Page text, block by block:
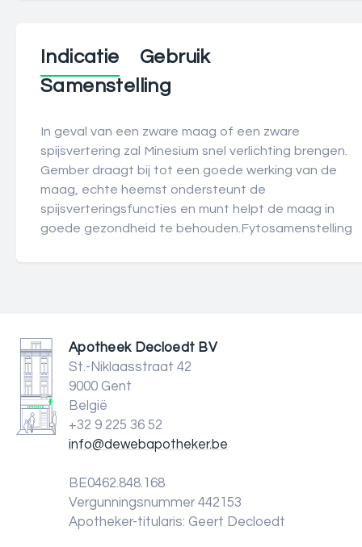
Indicatie
Gebruik
Samenstelling
In geval van een zware maag of een zware
spijsvertering zal Minesium snel verlichting brengen.
Gember draagt bij tot een goede werking van de
maag, echte heemst ondersteunt de
spijsverteringsfuncties en munt helpt de maag in
goede gezondheid te behouden.Fytosamenstelling
Apotheek Decloedt BV
St.-Niklaasstraat 42
9000 Gent
België
+32 9 225 36 52
info@dewebapotheker.be
BE0462.848.168
Vergunningsnummer 442153
Apotheker-titularis: Geert Decloedt